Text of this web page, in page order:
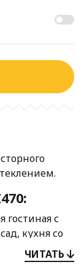
гостиная с
кухня со
санузел под
ЧИТАТЬ